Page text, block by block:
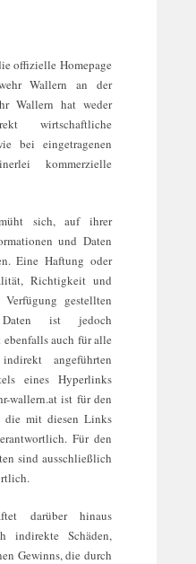
offizielle Homepage
Wallern an der
Wallern hat weder
wirtschaftliche
bei eingetragenen
kommerzielle
sich, auf ihrer
und Daten
Eine Haftung oder
Richtigkeit und
gestellten
ist jedoch
ebenfalls auch für alle
angeführten
eines Hyperlinks
wallern.at ist für den
die mit diesen Links
Für den
sind ausschließlich
darüber hinaus
indirekte Schäden,
Gewinns, die durch